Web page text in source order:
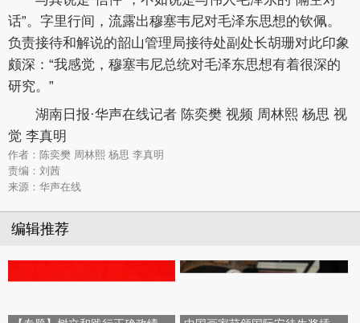
话”。字里行间，流露出穆塞韦尼对毛泽东思想的钦佩。
负责接待和解说的韶山管理局接待处副处长胡珊对此印象
颇深：“我感觉，穆塞韦尼总统对毛泽东思想有着很深的
研究。”
湖南日报·华声在线记者 陈奕樊 视频 周林熙 杨思 视
觉 李真明
作者：陈奕樊 周林熙 杨思 李真明
责编：刘茜
来源：华声在线
编辑推荐